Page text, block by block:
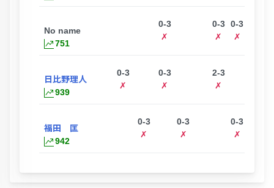
No name
751
0-3
✗
0-3
✗
0-3
✗
日比野理人
939
0-3
✗
0-3
✗
2-3
✗
福田 匡
942
0-3
✗
0-3
✗
0-3
✗